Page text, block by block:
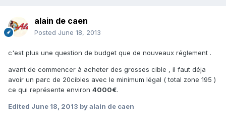
alain de caen
Posted June 18, 2013
c'est plus une question de budget que de nouveaux réglement .
avant de commencer à acheter des grosses cible , il faut déja
avoir un parc de 20cibles avec le minimum légal ( total zone 195 )
ce qui représente environ 4000€.
Edited June 18, 2013 by alain de caen